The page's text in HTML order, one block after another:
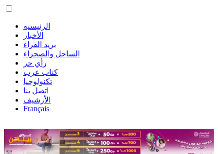
الرئيسية
الأخبار
بريد القراء
الساحل والصحراء
رأي حر
كتاب عرب
تكنولوجيا
اتصل بنا
الأرشيف
Français